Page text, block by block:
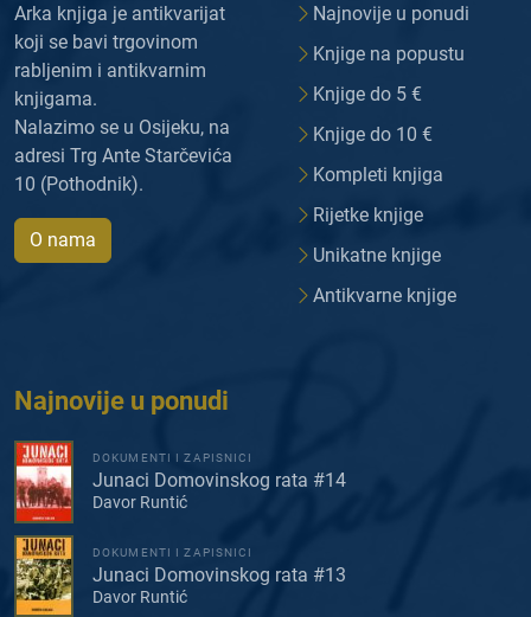
Arka knjiga je antikvarijat
koji se bavi trgovinom
rabljenim i antikvarnim
knjigama.
Nalazimo se u Osijeku, na
adresi Trg Ante Starčevića
10 (Pothodnik).
O nama
Najnovije u ponudi
Knjige na popustu
Knjige do 5 €
Knjige do 10 €
Kompleti knjiga
Rijetke knjige
Unikatne knjige
Antikvarne knjige
Najnovije u ponudi
DOKUMENTI I ZAPISNICI
Junaci Domovinskog rata #14
Davor Runtić
DOKUMENTI I ZAPISNICI
Junaci Domovinskog rata #13
Davor Runtić